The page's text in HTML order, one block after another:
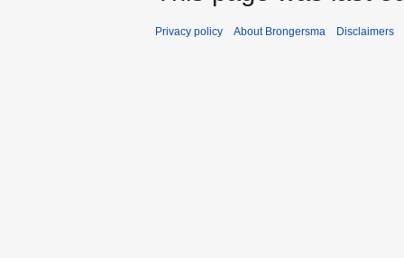
Privacy policy About Brongersma Disclaimers